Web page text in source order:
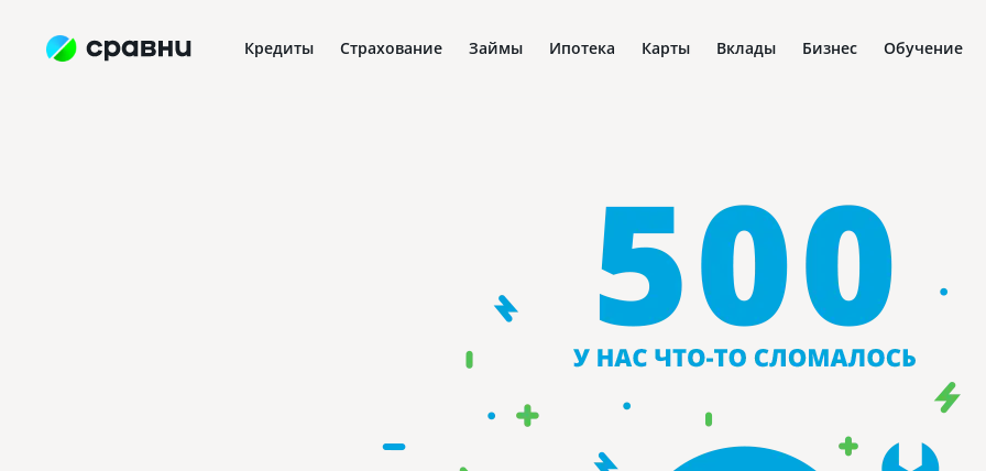
Кредиты Страхование Займы Ипотека Карты Вклады Бизнес Обучение